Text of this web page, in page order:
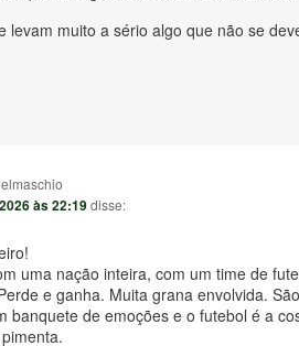
levam muito a sério algo que não se
às 22:19disse:
uma nação inteira, com um time de
e ganha. Muita grana envolvida.
banquete de emoções e o futebol é a